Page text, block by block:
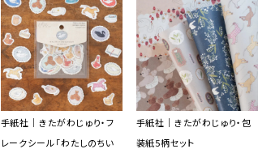
手紙社｜きたがわじゅり・フ
レークシール「わたしのちい
手紙社｜きたがわじゅり・包
装紙5柄セット